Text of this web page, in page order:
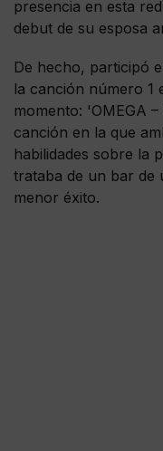
presencia en esta
debut de su esposa
De hecho, participó
la canción número 1
momento: 'OMEGA
canción en la que
habilidades sobre la
trataba de un bar de
menor éxito.